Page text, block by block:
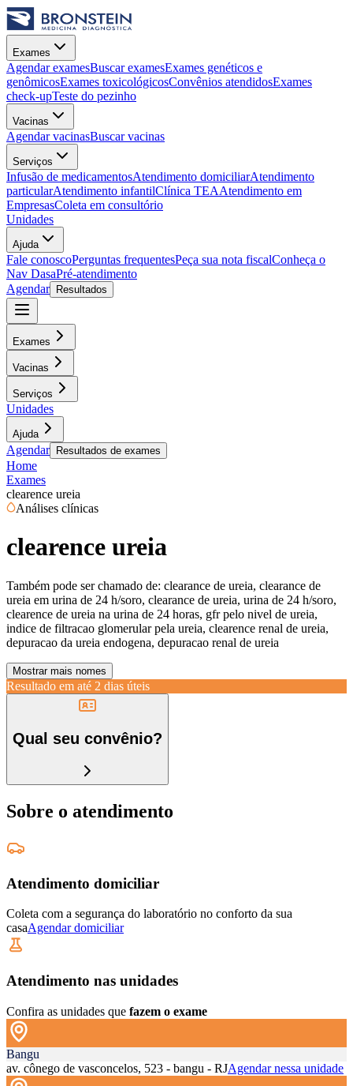
Exames
Agendar examesBuscar examesExames genéticos e
genômicosExames toxicológicosConvênios atendidosExames
check-upTeste do pezinho
Vacinas
Agendar vacinasBuscar vacinas
Serviços
Infusão de medicamentosAtendimento domiciliarAtendimento
particularAtendimento infantilClínica TEAAtendimento em
EmpresasColeta em consultório
Unidades
Ajuda
Fale conoscoPerguntas frequentesPeça sua nota fiscalConheça o
Nav DasaPré-atendimento
Agendar
Resultados
Exames
Vacinas
Serviços
Unidades
Ajuda
Agendar Resultados de exames
Home
Exames
clearence ureia
Análises clínicas
clearence ureia
Também pode ser chamado de: clearance de ureia, clearance de
ureia em urina de 24 h/soro, clearance de ureia, urina de 24 h/soro,
clearence de ureia na urina de 24 horas, gfr pelo nivel de ureia,
indice de filtracao glomerular pela ureia, clearence renal de ureia,
depuracao da ureia endogena, depuracao renal de ureia
Mostrar mais nomes
Resultado em até 2 dias úteis
Qual seu convênio?
Sobre o atendimento
Atendimento domiciliar
Coleta com a segurança do laboratório no conforto da sua
casaAgendar domiciliar
Atendimento nas unidades
Confira as unidades que fazem o exame
Bangu
av. cônego de vasconcelos, 523 - bangu - RJAgendar nessa unidade